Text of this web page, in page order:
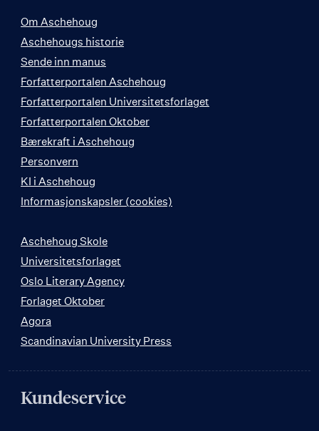
Om Aschehoug
Aschehougs historie
Sende inn manus
Forfatterportalen Aschehoug
Forfatterportalen Universitetsforlaget
Forfatterportalen Oktober
Bærekraft i Aschehoug
Personvern
KI i Aschehoug
Informasjonskapsler (cookies)
Aschehoug Skole
Universitetsforlaget
Oslo Literary Agency
Forlaget Oktober
Agora
Scandinavian University Press
Kundeservice